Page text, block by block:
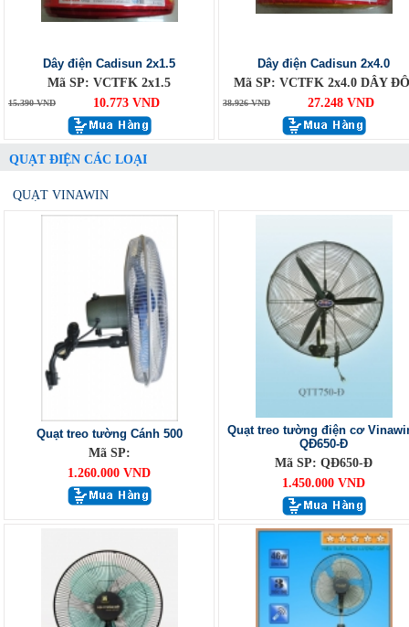
Dây điện Cadisun 2x1.5
Mã SP: VCTFK 2x1.5
15.390 VND 10.773 VND
Dây điện Cadisun 2x4.0
Mã SP: VCTFK 2x4.0 DÂY
38.926 VND 27.248 VND
QUẠT ĐIỆN CÁC LOẠI
QUẠT VINAWIN
Quạt treo tường Cánh 500
Mã SP:
1.260.000 VND
Quạt treo tường điện cơ
QĐ650-Đ
Mã SP: QĐ650-Đ
1.450.000 VND